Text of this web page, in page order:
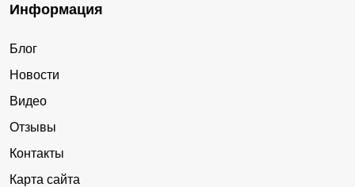
Информация
Блог
Новости
Видео
Отзывы
Контакты
Карта сайта